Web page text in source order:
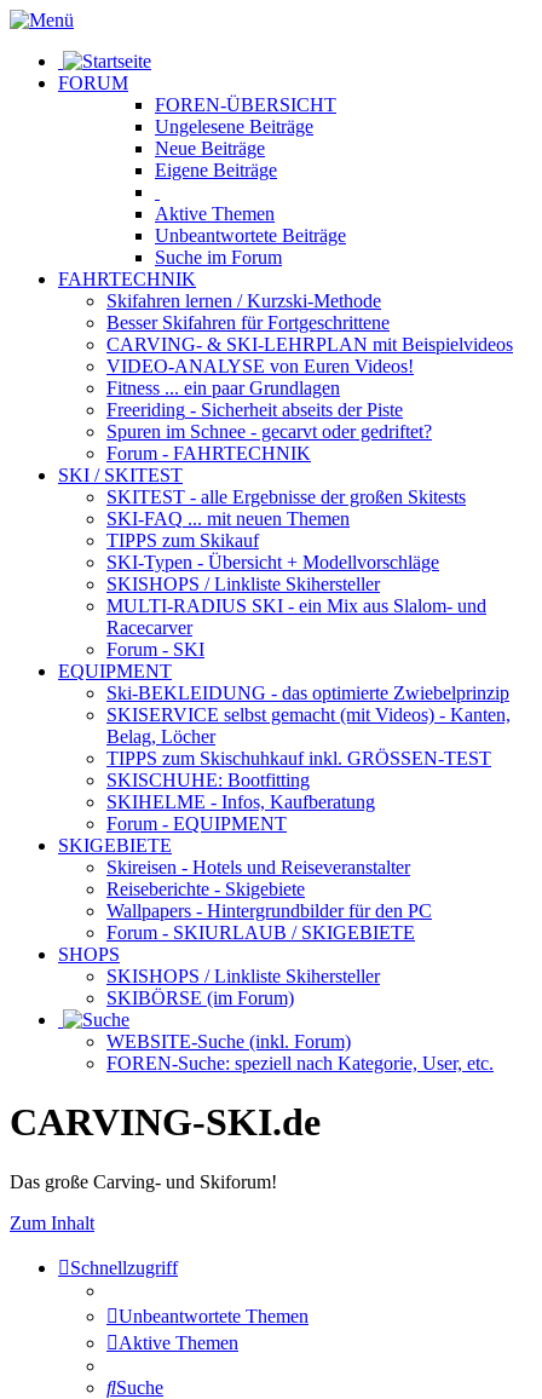
FORUM
FOREN-ÜBERSICHT
Ungelesene Beiträge
Neue Beiträge
Eigene Beiträge
Aktive Themen
Unbeantwortete Beiträge
Suche im Forum
FAHRTECHNIK
Skifahren lernen / Kurzski-Methode
Besser Skifahren für Fortgeschrittene
CARVING- & SKI-LEHRPLAN mit Beispielvideos
VIDEO-ANALYSE von Euren Videos!
Fitness ... ein paar Grundlagen
Freeriding - Sicherheit abseits der Piste
Spuren im Schnee - gecarvt oder gedriftet?
Forum - FAHRTECHNIK
SKI / SKITEST
SKITEST - alle Ergebnisse der großen Skitests
SKI-FAQ ... mit neuen Themen
TIPPS zum Skikauf
SKI-Typen - Übersicht + Modellvorschläge
SKISHOPS / Linkliste Skihersteller
MULTI-RADIUS SKI - ein Mix aus Slalom- und
Racecarver
Forum - SKI
EQUIPMENT
Ski-BEKLEIDUNG - das optimierte Zwiebelprinzip
SKISERVICE selbst gemacht (mit Videos) - Kanten,
Belag, Löcher
TIPPS zum Skischuhkaufinkl. GRÖSSEN-TEST
SKISCHUHE: Bootfitting
SKIHELME - Infos, Kaufberatung
Forum - EQUIPMENT
SKIGEBIETE
Skireisen - Hotels und Reiseveranstalter
Reiseberichte - Skigebiete
Wallpapers - Hintergrundbilder für den PC
Forum - SKIURLAUB / SKIGEBIETE
SHOPS
SKISHOPS / Linkliste Skihersteller
SKIBÖRSE (im Forum)
WEBSITE-Suche (inkl. Forum)
FOREN-Suche: speziell nach Kategorie, User, etc.
CARVING-SKI.de
Das große Carving- und Skiforum!
Zum Inhalt
Schnellzugriff
Unbeantwortete Themen
Aktive Themen
Suche